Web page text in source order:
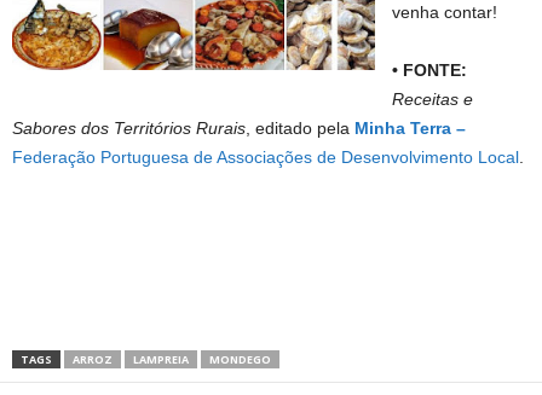
venha contar!
• FONTE:
Receitas e
Sabores dos Territórios Rurais , editado pela Minha Terra –
Federação Portuguesa de Associações de Desenvolvimento Local
TAGS ARROZ LAMPREIA MONDEGO